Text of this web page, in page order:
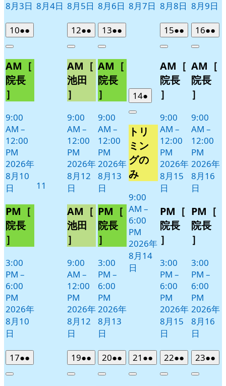
8月3日 8月4日 8月5日 8月6日 8月7日 8月8日 8月9日
102026
年
月
10
日
●●
件
イ
ト)
Close
AM［
院長
］
9:00
AM –
12:00
PM
2026年
8月10
日
PM［
院長
］
3:00
PM –
6:00
PM
2026年
8月10
日
11
122026
年
月
12
日
●●
件
イ
ベ
ト)
Close
AM［
池田
］
9:00
AM –
12:00
PM
2026年
8月12
日
AM［
池田
］
9:00
AM –
12:00
PM
2026年
8月12
日
132026
年
月
13
日
●●
件
イ
ン
ト)
Close
AM［
院長
］
9:00
AM –
12:00
PM
2026年
8月13
日
PM［
院長
］
3:00
PM –
6:00
PM
2026年
8月13
日
142026
年
月
14
日
●
件
ベ
ン
ト)
Close
トリ
ミン
グの
み
9:00
AM –
6:00
PM
2026年
8月14
日
152026
年
月
15
日
●●
件
イ
ベ
ト)
Close
AM［
院長
］
9:00
AM –
12:00
PM
2026年
8月15
日
PM［
院長
］
3:00
PM –
6:00
PM
2026年
8月15
日
162026
年
月
16
日
●●
件
イ
Close
AM［
院長
］
9:00
AM –
12:00
PM
2026年
8月16
日
PM［
院長
］
3:00
PM –
6:00
PM
2026年
8月16
日
172026
年
●●
件
Close
192026
年
●●
件
Close
202026
年
●●
件
Close
21 2026
年
●●
件
Close
222026
年
●●
件
Close
232026
年
●●
件
Close